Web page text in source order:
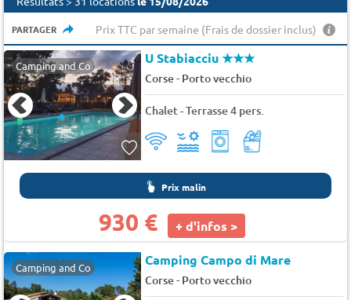
PARTAGER Prix TTC par semaine (Frais de dossier inclus)
Camping and Co U Stabiacciu★★★
Corse- Porto vecchio
Chalet - Terrasse 4 pers.
Prix malin
930 € + d'infos >
Camping and Co Camping Campo di Mare
Corse- Porto vecchio